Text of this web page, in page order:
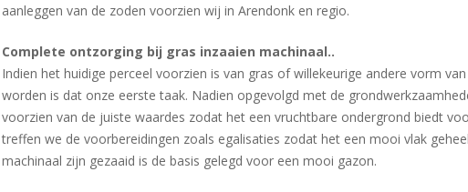
aanleggen van de zoden voorzien wij in Arendonk en regio.
Complete ontzorging bij gras inzaaien machinaal..
Indien het huidige perceel voorzien is van gras of willekeurige andere vorm
worden is dat onze eerste taak. Nadien opgevolgd met de
voorzien van de juiste waardes zodat het een vruchtbare ondergrond biedt
treffen we de voorbereidingen zoals egalisaties zodat het een mooi vlak
machinaal zijn gezaaid is de basis gelegd voor een mooi gazon.